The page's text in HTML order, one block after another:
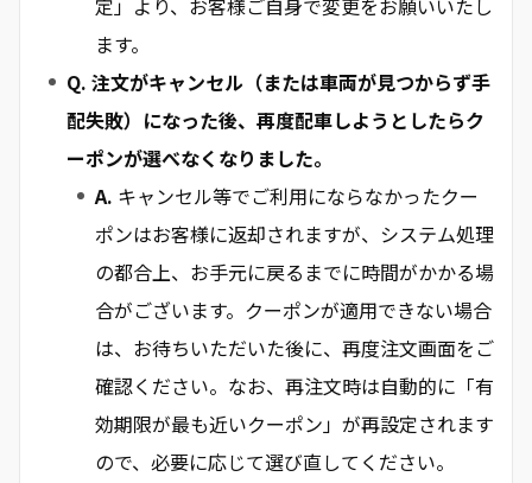
定」より、お客様ご自身で変更をお願いいたし
ます。
Q. 注文がキャンセル（または車両が見つからず手
配失敗）になった後、再度配車しようとしたらク
ーポンが選べなくなりました。
A. キャンセル等でご利用にならなかったクー
ポンはお客様に返却されますが、システム処理
の都合上、お手元に戻るまでに時間がかかる場
合がございます。クーポンが適用できない場合
は、お待ちいただいた後に、再度注文画面をご
確認ください。なお、再注文時は自動的に「有
効期限が最も近いクーポン」が再設定されます
ので、必要に応じて選び直してください。